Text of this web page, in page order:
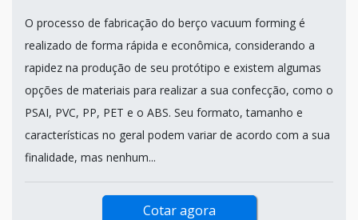
O processo de fabricação do berço vacuum forming é
realizado de forma rápida e econômica, considerando a
rapidez na produção de seu protótipo e existem algumas
opções de materiais para realizar a sua confecção, como o
PSAI, PVC, PP, PET e o ABS. Seu formato, tamanho e
características no geral podem variar de acordo com a sua
finalidade, mas nenhum...
Cotar agora